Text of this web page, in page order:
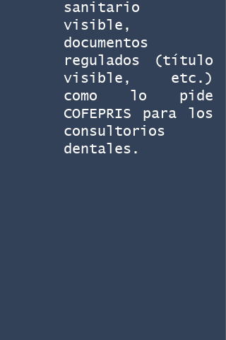
sanitario
visible,
documentos
regulados (título
visible, etc.)
como lo pide
COFEPRIS para los
consultorios
dentales.